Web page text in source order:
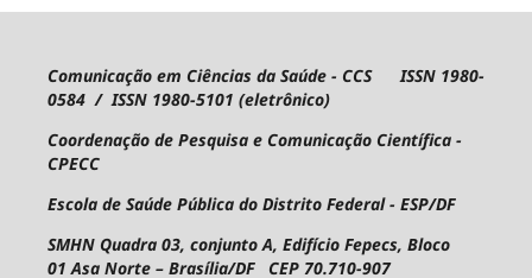
Comunicação em Ciências da Saúde - CCS ISSN 1980-
0584 / ISSN 1980-5101 (eletrônico)
Coordenação de Pesquisa e Comunicação Científica -
CPECC
Escola de Saúde Pública do Distrito Federal - ESP/DF
SMHN Quadra 03, conjunto A, Edifício Fepecs, Bloco
01Asa Norte – Brasília/DF CEP 70.710-907